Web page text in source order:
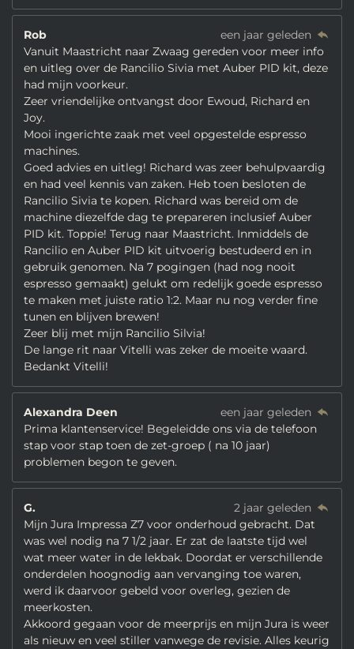
Rob
een jaar geleden
Vanuit Maastricht naar Zwaag gereden voor meer info
en uitleg over de Rancilio Sivia met Auber PID kit, deze
had mijn voorkeur.
Zeer vriendelijke ontvangst door Ewoud, Richard en
Joy.
Mooi ingerichte zaak met veel opgestelde espresso
machines.
Goed advies en uitleg! Richard was zeer behulpvaardig
en had veel kennis van zaken. Heb toen besloten de
Rancilio Sivia te kopen. Richard was bereid om de
machine diezelfde dag te prepareren inclusief Auber
PID kit. Toppie! Terug naar Maastricht. Inmiddels de
Rancilio en Auber PID kit uitvoerig bestudeerd en in
gebruik genomen. Na 7 pogingen (had nog nooit
espresso gemaakt) gelukt om redelijk goede espresso
te maken met juiste ratio 1:2. Maar nu nog verder fine
tunen en blijven brewen!
Zeer blij met mijn Rancilio Silvia!
De lange rit naar Vitelli was zeker de moeite waard.
Bedankt Vitelli!
Alexandra Deen
een jaar geleden
Prima klantenservice! Begeleidde ons via de telefoon
stap voor stap toen de zet-groep ( na 10 jaar)
problemen begon te geven.
G.
2 jaar geleden
Mijn Jura Impressa Z7 voor onderhoud gebracht. Dat
was wel nodig na 7 1/2 jaar. Er zat de laatste tijd wel
wat meer water in de lekbak. Doordat er verschillende
onderdelen hoognodig aan vervanging toe waren,
werd ik daarvoor gebeld voor overleg, gezien de
meerkosten.
Akkoord gegaan voor de meerprijs en mijn Jura is weer
als nieuw en veel stiller vanwege de revisie. Alles keurig